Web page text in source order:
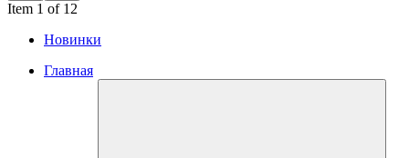
Item 1 of 12
Новинки
Главная